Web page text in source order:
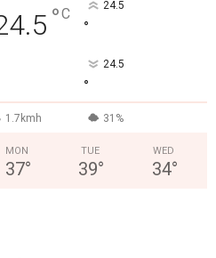
°C 24.5
°
24.5
°
1.7kmh 31%
MON
37°
TUE
39°
WED
34°